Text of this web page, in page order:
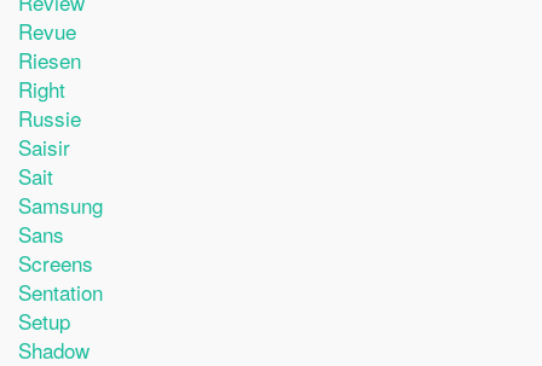
Revue
Riesen
Right
Russie
Saisir
Sait
Samsung
Sans
Screens
Sentation
Setup
Shadow